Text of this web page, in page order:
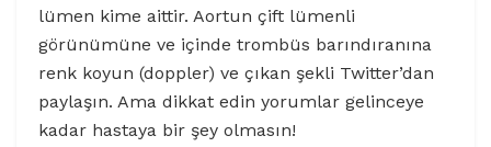
lümen kime aittir. Aortun çift lümenli
görünümüne ve içinde trombüs barındıranına
renk koyun (doppler) ve çıkan şekli Twitter’dan
paylaşın. Ama dikkat edin yorumlar gelinceye
kadar hastaya bir şey olmasın!